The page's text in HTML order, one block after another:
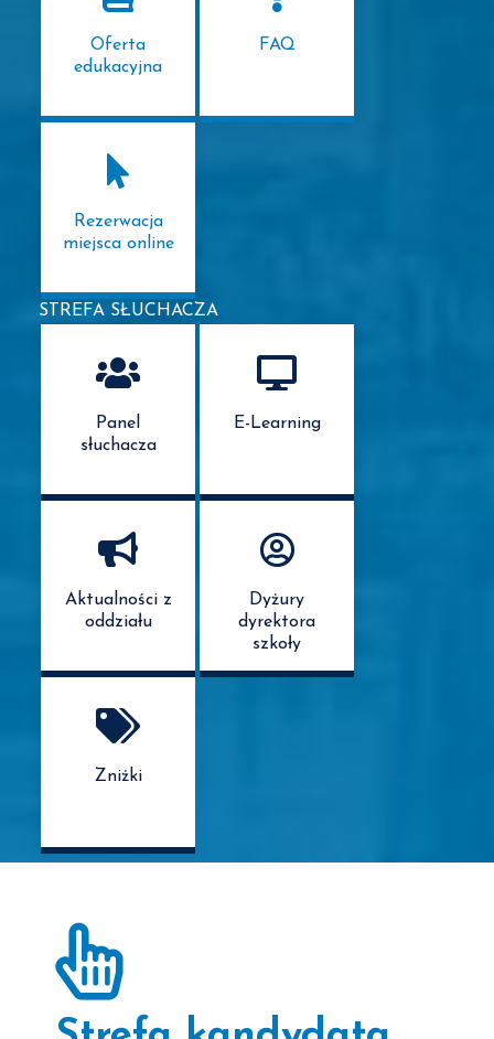
Oferta
edukacyjna
FAQ
Rezerwacja
miejsca online
STREFA SŁUCHACZA
Panel
słuchacza
E-Learning
Aktualności z
oddziału
Dyżury
dyrektora
szkoły
Zniżki